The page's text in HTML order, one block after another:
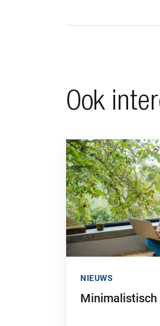
Ook
Ga naar
Minimalistisch
NIEUWS